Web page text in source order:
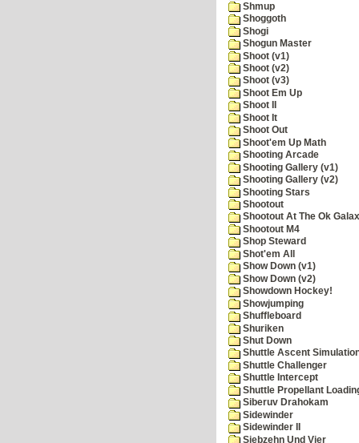
Shmup
Shoggoth
Shogi
Shogun Master
Shoot (v1)
Shoot (v2)
Shoot (v3)
Shoot Em Up
Shoot II
Shoot It
Shoot Out
Shoot'em Up Math
Shooting Arcade
Shooting Gallery (v1)
Shooting Gallery (v2)
Shooting Stars
Shootout
Shootout At The Ok
Shootout M4
Shop Steward
Shot'em All
Show Down (v1)
Show Down (v2)
Showdown Hockey!
Showjumping
Shuffleboard
Shuriken
Shut Down
Shuttle Ascent
Shuttle Challenger
Shuttle Intercept
Shuttle Propellant
Siberuv Drahokam
Sidewinder
Sidewinder II
Siebzehn Und Vier